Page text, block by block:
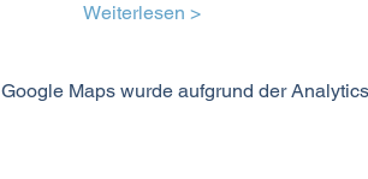
Weiterlesen >
Google Maps wurde aufgrund der